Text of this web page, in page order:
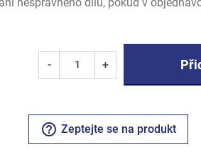
nesprávného dílu, pokud v
- +
help_outline Zeptejte se na produkt